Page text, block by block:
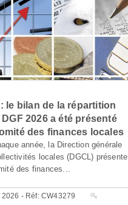
: le bilan de la répartition
2026 a été présenté
des finances locales
année, la Direction générale
locales (DGCL) présente
des finances...
- Réf: CW43279